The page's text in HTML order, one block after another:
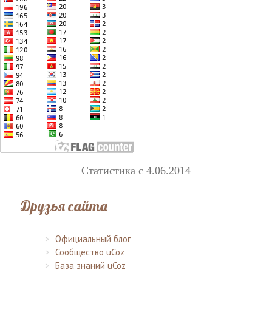
Статистика с 4.06.2014
Друзья сайта
Официальный блог
Сообщество uCoz
База знаний uCoz